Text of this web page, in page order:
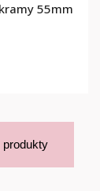
55mm
produkty